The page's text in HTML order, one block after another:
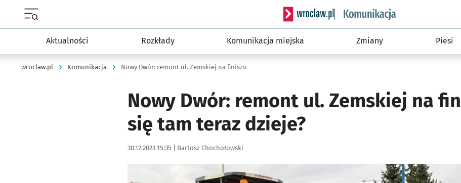
Serwis informacyjny wroclaw.pl podserwis:
Aktualności Rozkłady Komunikacja miejska Zmiany Piesi
wroclaw.pl Komunikacja Nowy Dwór: remont ul. Zemskiej na finiszu
Nowy Dwór: remont ul. Zemskiej na
się tam teraz dzieje?
Data publikacji:
30.12.2023 15:35 | Autor:
Bartosz Chochołowski